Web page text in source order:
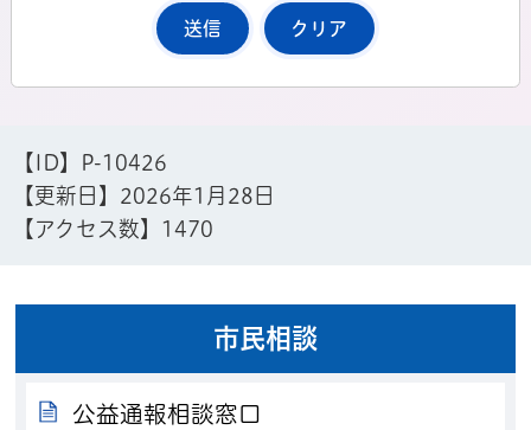
【ID】
P-10426
【更新日】 2026年1月28日
【アクセス数】
1470
市民相談
公益通報相談窓口